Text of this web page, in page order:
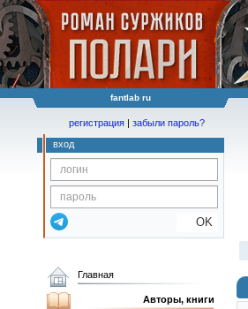
fantlab ru
регистрация | забыли пароль?
вход
OK
Главная
Авторы, книги